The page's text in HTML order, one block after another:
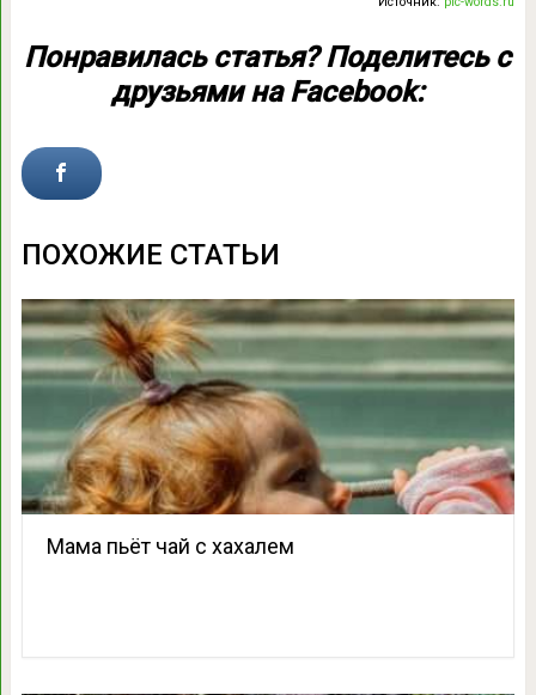
Понравилась статья? Поделитесь с
друзьями на Facebook:
ПОХОЖИЕ СТАТЬИ
Мама пьёт чай с хахалем